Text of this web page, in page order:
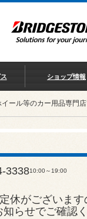
ショップ情報
ール等のカー用品専門店
333810:00～19:00
休がございます
らせでご確認く